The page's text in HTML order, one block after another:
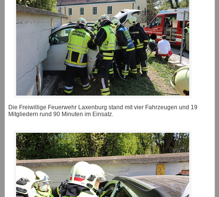
Die Freiwillige Feuerwehr Laxenburg stand mit vier Fahrzeugen und 19
Mitgliedern rund 90 Minuten im Einsatz.